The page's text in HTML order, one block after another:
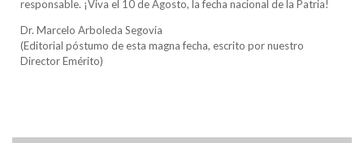
responsable. ¡Viva el 10 de Agosto, la fecha nacional de la Patria!
Dr. Marcelo Arboleda Segovia
(Editorial póstumo de esta magna fecha, escrito por nuestro
Director Emérito)